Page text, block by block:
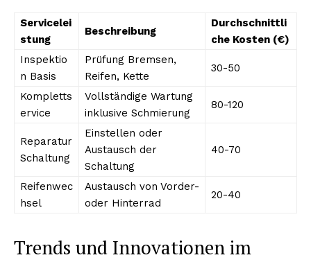
Servicelei
stung
Beschreibung
Durchschnittli
che Kosten (€)
Inspektio
n Basis
Prüfung Bremsen,
Reifen, Kette
30-50
Kompletts
ervice
Vollständige Wartung
inklusive Schmierung
80-120
Reparatur
Schaltung
Einstellen oder
Austausch der
Schaltung
40-70
Reifenwec
hsel
Austausch von Vorder-
oder Hinterrad
20-40
Trends und Innovationen im